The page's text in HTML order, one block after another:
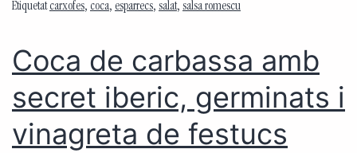
Etiquetatcarxofes, coca, esparrecs, salat, salsa romescu
Coca de carbassa amb
secret iberic, germinats i
vinagreta de festucs